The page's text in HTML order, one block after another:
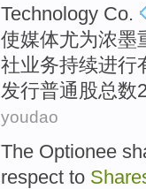
Technology Co.
使媒体尤为浓墨
社业务持续进行
发行普通股总数
youdao
The Optionee
respect to